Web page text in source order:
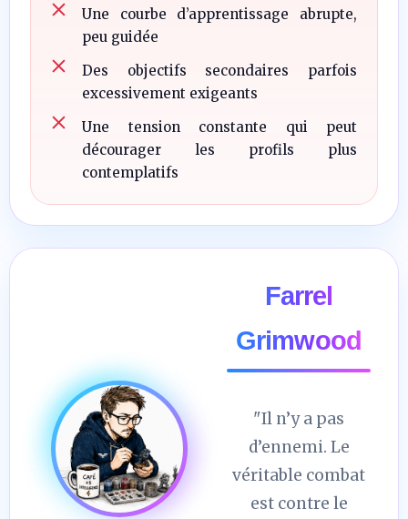
Une courbe d’apprentissage abrupte,
peu guidée
Des objectifs secondaires parfois
excessivement exigeants
Une tension constante qui peut
décourager les profils plus
contemplatifs
Farrel
Grimwood
"Il n’y a pas
d’ennemi. Le
véritable combat
est contre le